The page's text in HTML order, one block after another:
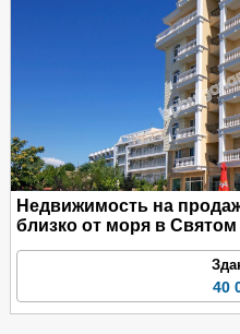
Недвижимость на
близко от моря в
40